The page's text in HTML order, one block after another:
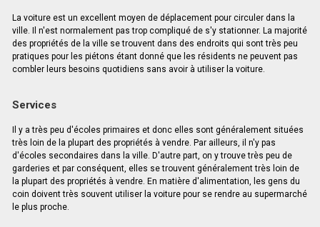
La voiture est un excellent moyen de déplacement pour circuler dans la
ville. Il n'est normalement pas trop compliqué de s'y stationner. La majorité
des propriétés de la ville se trouvent dans des endroits qui sont très peu
pratiques pour les piétons étant donné que les résidents ne peuvent pas
combler leurs besoins quotidiens sans avoir à utiliser la voiture.
Services
Il y a très peu d'écoles primaires et donc elles sont généralement situées
très loin de la plupart des propriétés à vendre. Par ailleurs, il n'y pas
d'écoles secondaires dans la ville. D'autre part, on y trouve très peu de
garderies et par conséquent, elles se trouvent généralement très loin de
la plupart des propriétés à vendre. En matière d'alimentation, les gens du
coin doivent très souvent utiliser la voiture pour se rendre au supermarché
le plus proche.